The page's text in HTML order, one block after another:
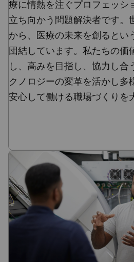
療に情熱を注ぐプロフェッシ
立ち向かう問題解決者です。
から、医療の未来を創るとい
団結しています。私たちの価
し、高みを目指し、協力し合
クノロジーの変革を活かし多
安心して働ける職場づくりを